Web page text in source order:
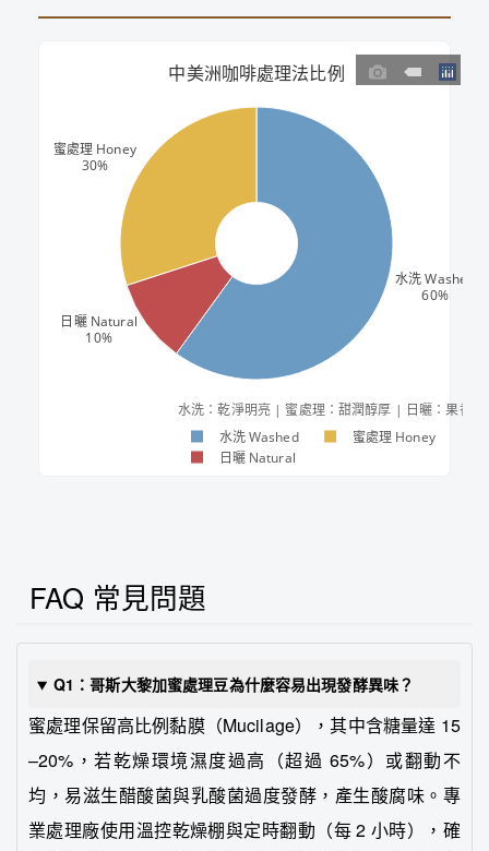
水洗 Washed
60%
蜜處理 Honey
30%
日曬 Natural
10%
水洗 Washed
蜜處理 Honey
日曬 Natural
中美洲咖啡處理法比例
水洗：乾淨明亮 | 蜜處理：甜潤醇厚 | 日曬：果香濃
FAQ 常見問題
Q1：哥斯大黎加蜜處理豆為什麼容易出現發酵異味？
蜜處理保留高比例黏膜（Mucilage），其中含糖量達 15
–20%，若乾燥環境濕度過高（超過 65%）或翻動不
均，易滋生醋酸菌與乳酸菌過度發酵，產生酸腐味。專
業處理廠使用溫控乾燥棚與定時翻動（每 2 小時），確